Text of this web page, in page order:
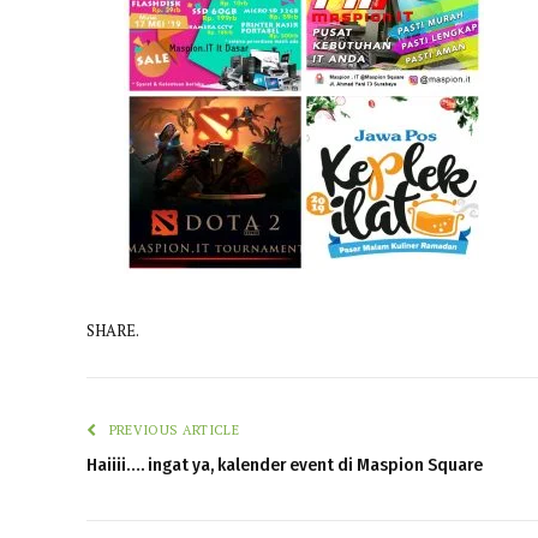
SHARE.
PREVIOUS ARTICLE
Haiiii…. ingat ya, kalender event di Maspion Square